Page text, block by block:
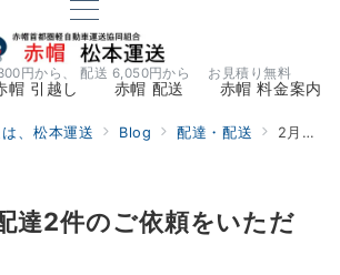
円から、 配送 6,050円から お見積り無料
帽 引越し 赤帽 配送 赤帽 料金案内
、松本運送 Blog 配達・配送 2月1日は、配達2件のご依頼をいただいています
達2件のご依頼をいただ